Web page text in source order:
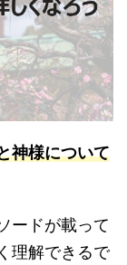
神様について
ードが載って
理解できるで